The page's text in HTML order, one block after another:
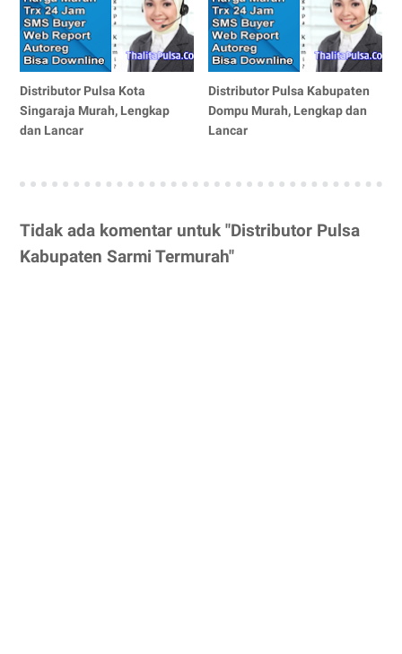
Distributor Pulsa Kota
Singaraja Murah, Lengkap
dan Lancar
Distributor Pulsa Kabupaten
Dompu Murah, Lengkap dan
Lancar
Tidak ada komentar untuk "Distributor Pulsa
Kabupaten Sarmi Termurah"